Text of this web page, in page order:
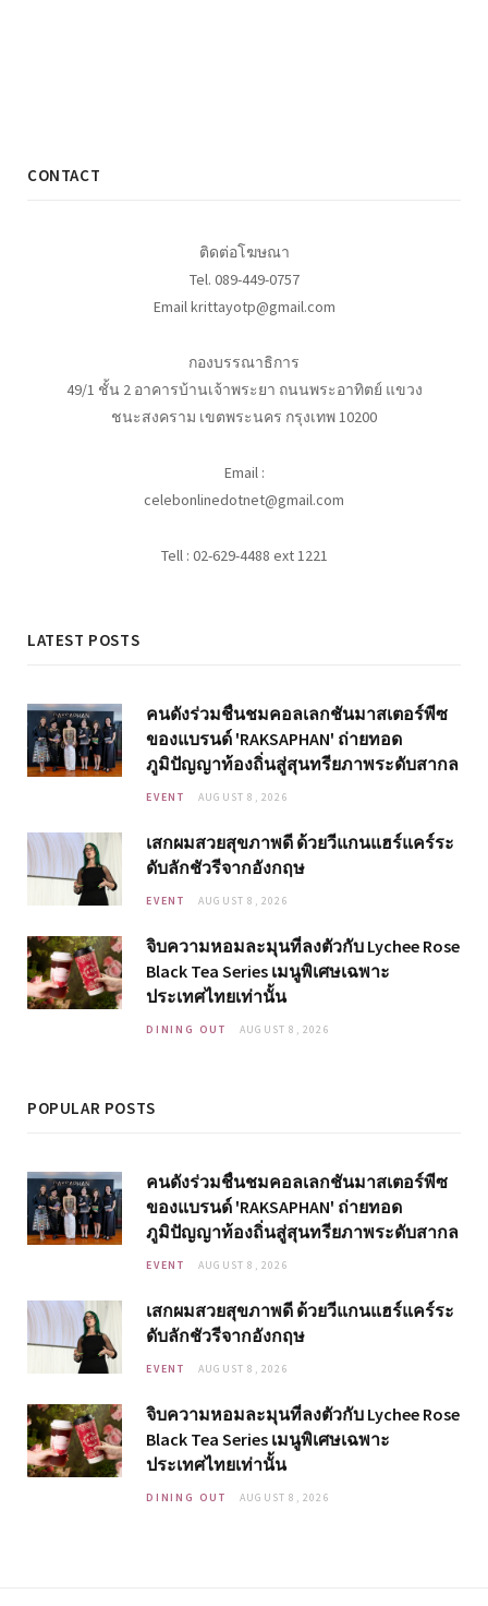
CONTACT
ติดต่อโฆษณา
Tel. 089-449-0757
Email krittayotp@gmail.com
กองบรรณาธิการ
49/1 ชั้น 2 อาคารบ้านเจ้าพระยา ถนนพระอาทิตย์ แขวง
ชนะสงคราม เขตพระนคร กรุงเทพ 10200
Email :
celebonlinedotnet@gmail.com
Tell : 02-629-4488 ext 1221
LATEST POSTS
คนดังร่วมชื่นชมคอลเลกชันมาสเตอร์พีซ
ของแบรนด์ 'RAKSAPHAN' ถ่ายทอด
ภูมิปัญญาท้องถิ่นสู่สุนทรียภาพระดับสากล
EVENT AUGUST 8, 2026
เสกผมสวยสุขภาพดี ด้วยวีแกนแฮร์แคร์ระ
ดับลักชัวรีจากอังกฤษ
EVENT AUGUST 8, 2026
จิบความหอมละมุนที่ลงตัวกับ Lychee Rose
Black Tea Series เมนูพิเศษเฉพาะ
ประเทศไทยเท่านั้น
DINING OUT AUGUST 8, 2026
POPULAR POSTS
คนดังร่วมชื่นชมคอลเลกชันมาสเตอร์พีซ
ของแบรนด์ 'RAKSAPHAN' ถ่ายทอด
ภูมิปัญญาท้องถิ่นสู่สุนทรียภาพระดับสากล
EVENT AUGUST 8, 2026
เสกผมสวยสุขภาพดี ด้วยวีแกนแฮร์แคร์ระ
ดับลักชัวรีจากอังกฤษ
EVENT AUGUST 8, 2026
จิบความหอมละมุนที่ลงตัวกับ Lychee Rose
Black Tea Series เมนูพิเศษเฉพาะ
ประเทศไทยเท่านั้น
DINING OUT AUGUST 8, 2026